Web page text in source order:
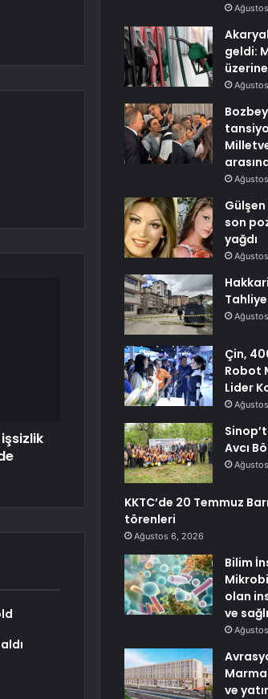
geldi:
üzerine
son
yağdı
Çin,
Robot
Lider
Avcı
KKTC’de 20 Temmuz
törenleri
Ağustos 6, 2026
Bilim
olan
ve
ve